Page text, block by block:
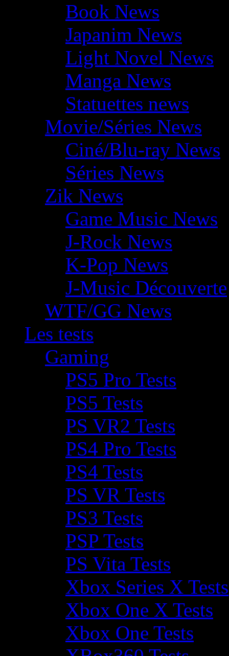
Book News
Japanim News
Light Novel News
Manga News
Statuettes news
Movie/Séries News
Ciné/Blu-ray News
Séries News
Zik News
Game Music News
J-Rock News
K-Pop News
J-Music Découverte
WTF/GG News
Les tests
Gaming
PS5 Pro Tests
PS5 Tests
PS VR2 Tests
PS4 Pro Tests
PS4 Tests
PS VR Tests
PS3 Tests
PSP Tests
PS Vita Tests
Xbox Series X Tests
Xbox One X Tests
Xbox One Tests